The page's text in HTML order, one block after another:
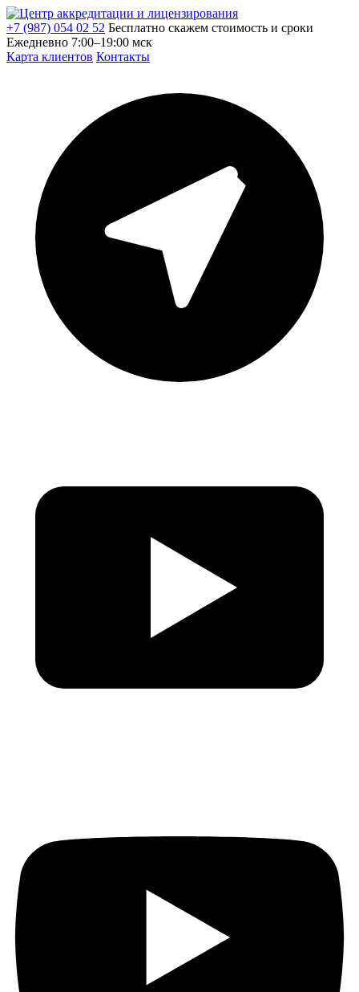
+7 (987) 054 02 52 Бесплатно скажем стоимость и сроки
Ежедневно 7:00–19:00 мск
Карта клиентов Контакты